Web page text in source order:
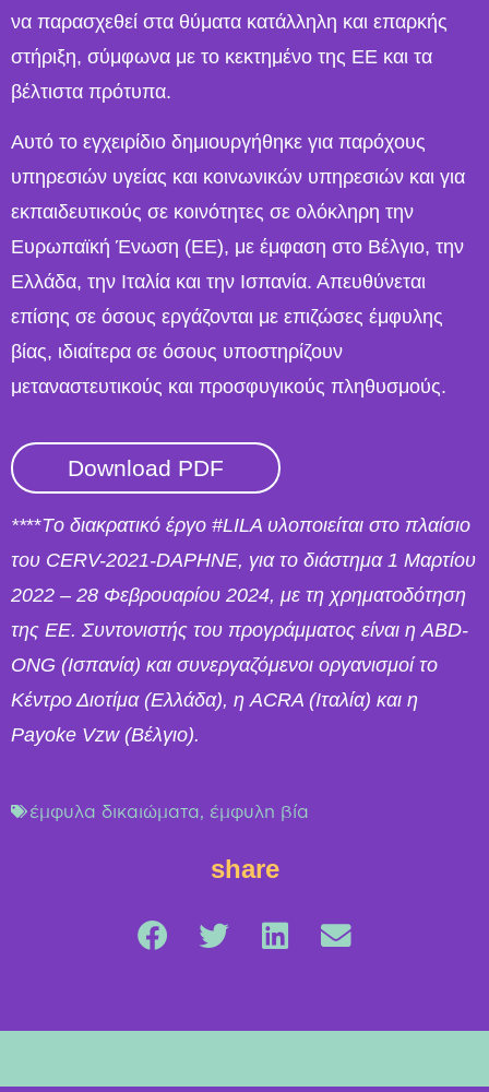
να παρασχεθεί στα θύματα κατάλληλη και επαρκής
στήριξη, σύμφωνα με το κεκτημένο της ΕΕ και τα
βέλτιστα πρότυπα.
Αυτό το εγχειρίδιο δημιουργήθηκε για παρόχους
υπηρεσιών υγείας και κοινωνικών υπηρεσιών και για
εκπαιδευτικούς σε κοινότητες σε ολόκληρη την
Ευρωπαϊκή Ένωση (ΕΕ), με έμφαση στο Βέλγιο, την
Ελλάδα, την Ιταλία και την Ισπανία. Απευθύνεται
επίσης σε όσους εργάζονται με επιζώσες έμφυλης
βίας, ιδιαίτερα σε όσους υποστηρίζουν
μεταναστευτικούς και προσφυγικούς πληθυσμούς.
Download PDF
****Tο διακρατικό έργο #LILA υλοποιείται στο πλαίσιο
του CERV-2021-DAPHNE, για το διάστημα 1 Μαρτίου
2022 – 28 Φεβρουαρίου 2024, με τη χρηματοδότηση
της ΕΕ. Συντονιστής του προγράμματος είναι η ABD-
ONG (Ισπανία) και συνεργαζόμενοι οργανισμοί το
Κέντρο Διοτίμα (Ελλάδα), η ACRA (Ιταλία) και η
Payoke Vzw (Βέλγιο).
έμφυλα δικαιώματα, έμφυλη βία
share